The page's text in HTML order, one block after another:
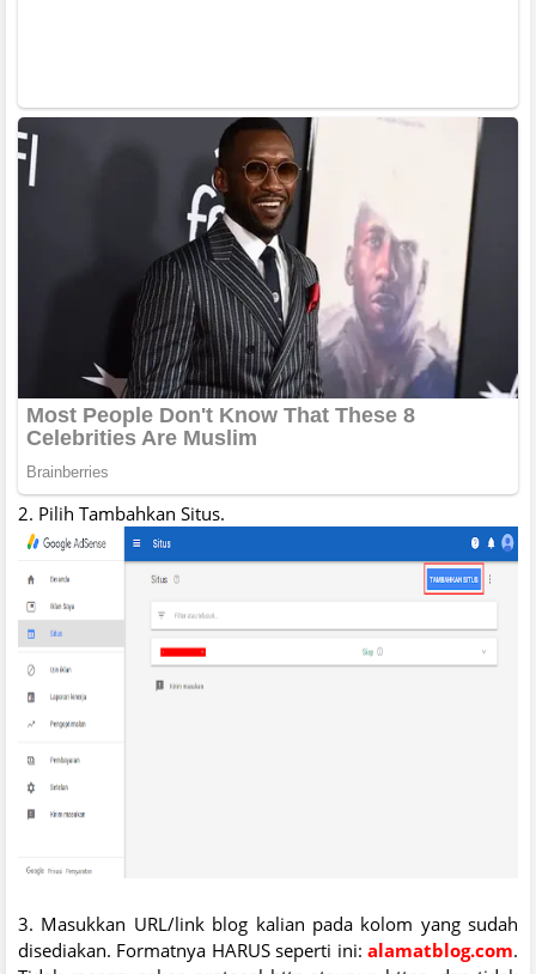
2. Pilih Tambahkan Situs.
3. Masukkan URL/link blog kalian pada kolom yang sudah
disediakan. Formatnya HARUS seperti ini: alamatblog.com.